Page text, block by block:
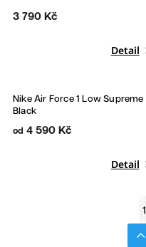
3 790 Kč
Detail
Nike Air Force 1 Low Supreme
Black
od 4 590 Kč
Detail
1